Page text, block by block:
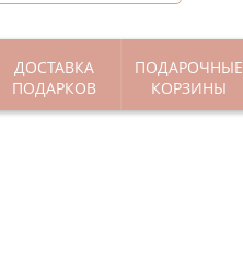
ДОСТАВКА
ПОДАРКОВ
ПОДАРОЧНЫЕ
КОРЗИНЫ